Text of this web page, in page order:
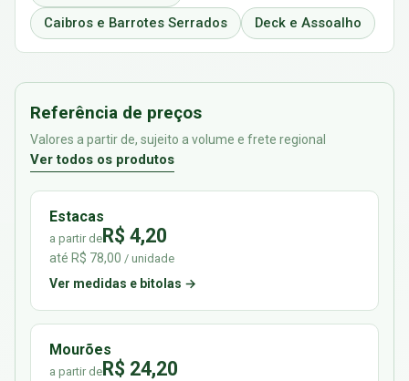
Caibros e Barrotes Serrados
Deck e Assoalho
Referência de preços
Valores a partir de, sujeito a volume e frete regional
Ver todos os produtos
Estacas
a partir deR$ 4,20
até R$ 78,00 / unidade
Ver medidas e bitolas →
Mourões
a partir deR$ 24,20